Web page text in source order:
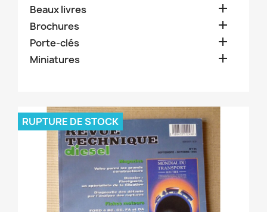
Beaux livres 
Brochures 
Porte-clés 
Miniatures 
RUPTURE DE STOCK